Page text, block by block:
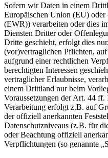
Sofern wir Daten in einem
Europäischen Union (EU) oder
(EWR)) verarbeiten oder dies
Diensten Dritter oder
Dritte geschieht, erfolgt dies
(vor)vertraglichen Pflichten,
aufgrund einer rechtlichen
berechtigten Interessen
vertraglicher Erlaubnisse,
einem Drittland nur beim
Voraussetzungen der Art. 44
Verarbeitung erfolgt z.B. auf
der offiziell anerkannten
Datenschutzniveaus (z.B. für
oder Beachtung offiziell
Verpflichtungen (so genannte